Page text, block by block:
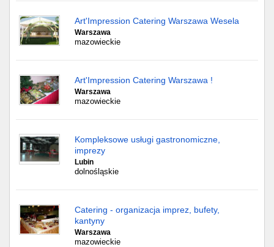
Art'Impression Catering Warszawa Wesela
Warszawa
mazowieckie
Art'Impression Catering Warszawa !
Warszawa
mazowieckie
Kompleksowe usługi gastronomiczne,
imprezy
Lubin
dolnośląskie
Catering - organizacja imprez, bufety,
kantyny
Warszawa
mazowieckie